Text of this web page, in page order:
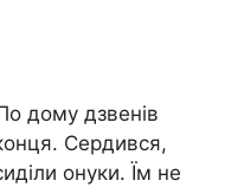
дому дзвенів
Сердився,
онуки. Їм не